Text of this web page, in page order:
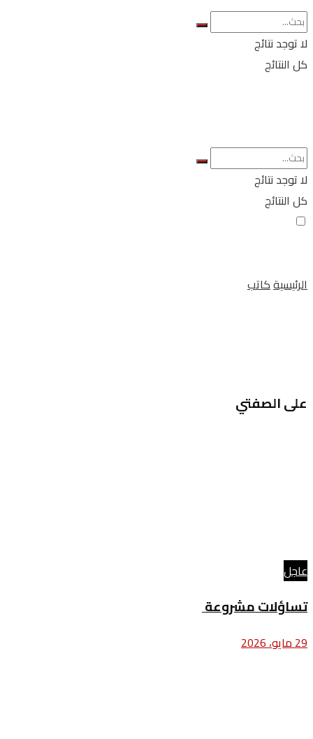
لا توجد نتائج
كل النتائج
لا توجد نتائج
كل النتائج
الرئيسيةكاتب
على الصفتي
عاجل
تساؤلات مشروعة
29 مايو، 2026